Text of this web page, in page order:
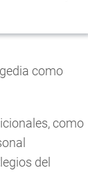
como
como
del